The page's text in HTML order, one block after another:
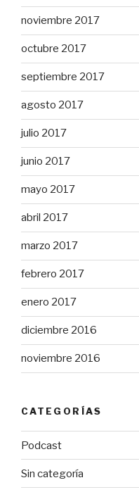
noviembre 2017
octubre 2017
septiembre 2017
agosto 2017
julio 2017
junio 2017
mayo 2017
abril 2017
marzo 2017
febrero 2017
enero 2017
diciembre 2016
noviembre 2016
CATEGORÍAS
Podcast
Sin categoría